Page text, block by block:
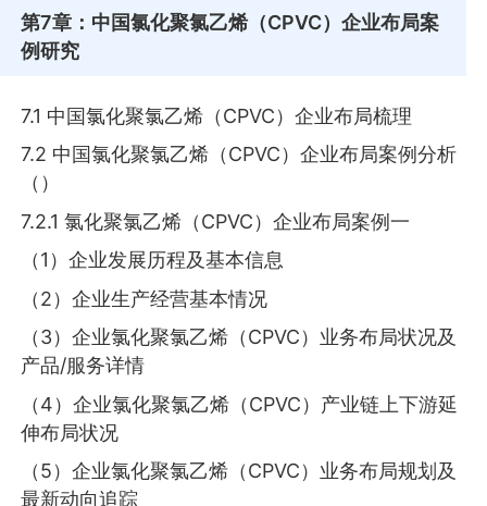
第7章 ：中国氯化聚氯乙烯（CPVC）企业布局案
例研究
7.1 中国氯化聚氯乙烯（CPVC）企业布局梳理
7.2 中国氯化聚氯乙烯（CPVC）企业布局案例分析
（）
7.2.1 氯化聚氯乙烯（CPVC）企业布局案例一
（1）企业发展历程及基本信息
（2）企业生产经营基本情况
（3）企业氯化聚氯乙烯（CPVC）业务布局状况及
产品/服务详情
（4）企业氯化聚氯乙烯（CPVC）产业链上下游延
伸布局状况
（5）企业氯化聚氯乙烯（CPVC）业务布局规划及
最新动向追踪